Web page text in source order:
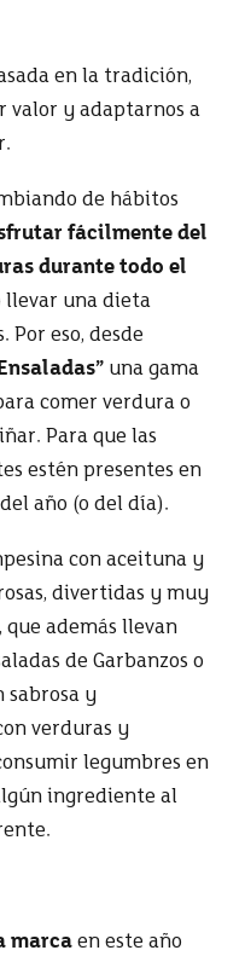
en la tradición,
valor y adaptarnos a
de hábitos
fácilmente del
durante todo el
llevar una dieta
Por eso, desde
una gama
comer verdura o
Para que las
estén presentes en
año (o del día).
con aceituna y
divertidas y muy
además llevan
de Garbanzos o
sabrosa y
verduras y
legumbres en
ingrediente al
marca en este año